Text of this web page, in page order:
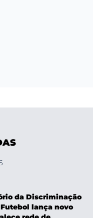
da Discriminação
lança novo